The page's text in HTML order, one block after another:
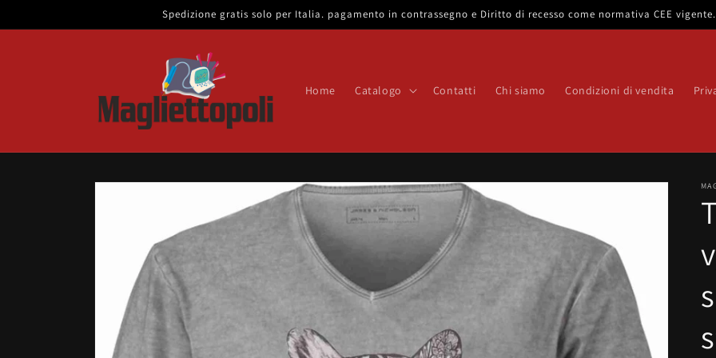
ai contenuti
Spedizione gratis solo per Italia. pagamento in contrassegno e Diritto di recesso come normativa CEE vigente.
Home Catalogo Contatti Chi siamo Condizioni di vendita
Passa alle